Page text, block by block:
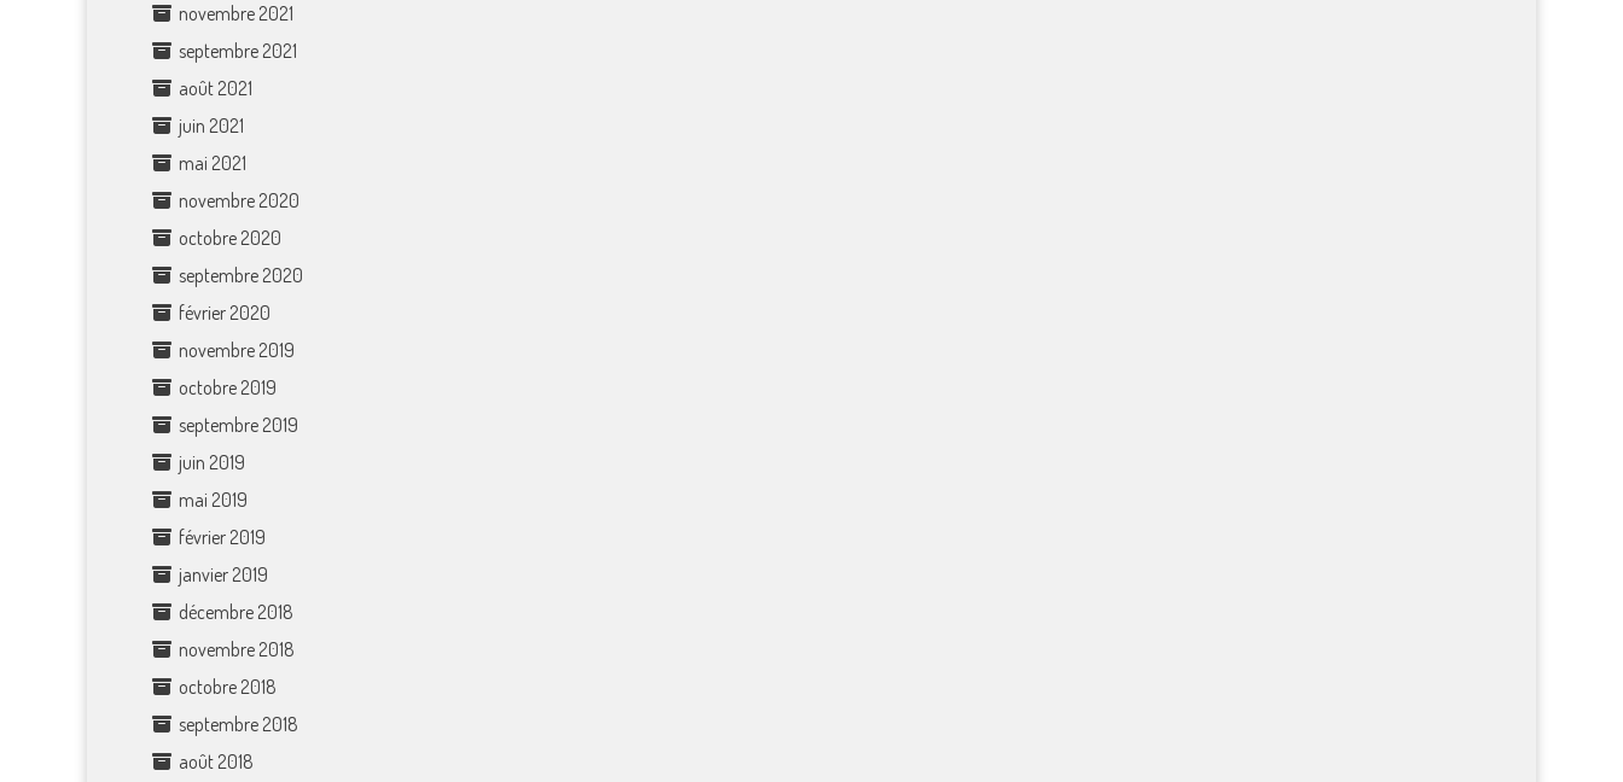
novembre 2021
septembre 2021
août 2021
juin 2021
mai 2021
novembre 2020
octobre 2020
septembre 2020
février 2020
novembre 2019
octobre 2019
septembre 2019
juin 2019
mai 2019
février 2019
janvier 2019
décembre 2018
novembre 2018
octobre 2018
septembre 2018
août 2018